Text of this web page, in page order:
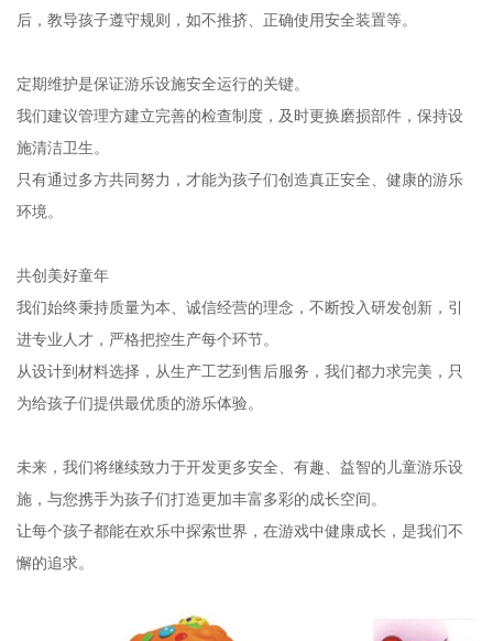
后，教导孩子遵守规则，如不推挤、正确使用安全装置等。
定期维护是保证游乐设施安全运行的关键。
我们建议管理方建立完善的检查制度，及时更换磨损部件，保持设
施清洁卫生。
只有通过多方共同努力，才能为孩子们创造真正安全、健康的游乐
环境。
共创美好童年
我们始终秉持质量为本、诚信经营的理念，不断投入研发创新，引
进专业人才，严格把控生产每个环节。
从设计到材料选择，从生产工艺到售后服务，我们都力求完美，只
为给孩子们提供最优质的游乐体验。
未来，我们将继续致力于开发更多安全、有趣、益智的儿童游乐设
施，与您携手为孩子们打造更加丰富多彩的成长空间。
让每个孩子都能在欢乐中探索世界，在游戏中健康成长，是我们不
懈的追求。